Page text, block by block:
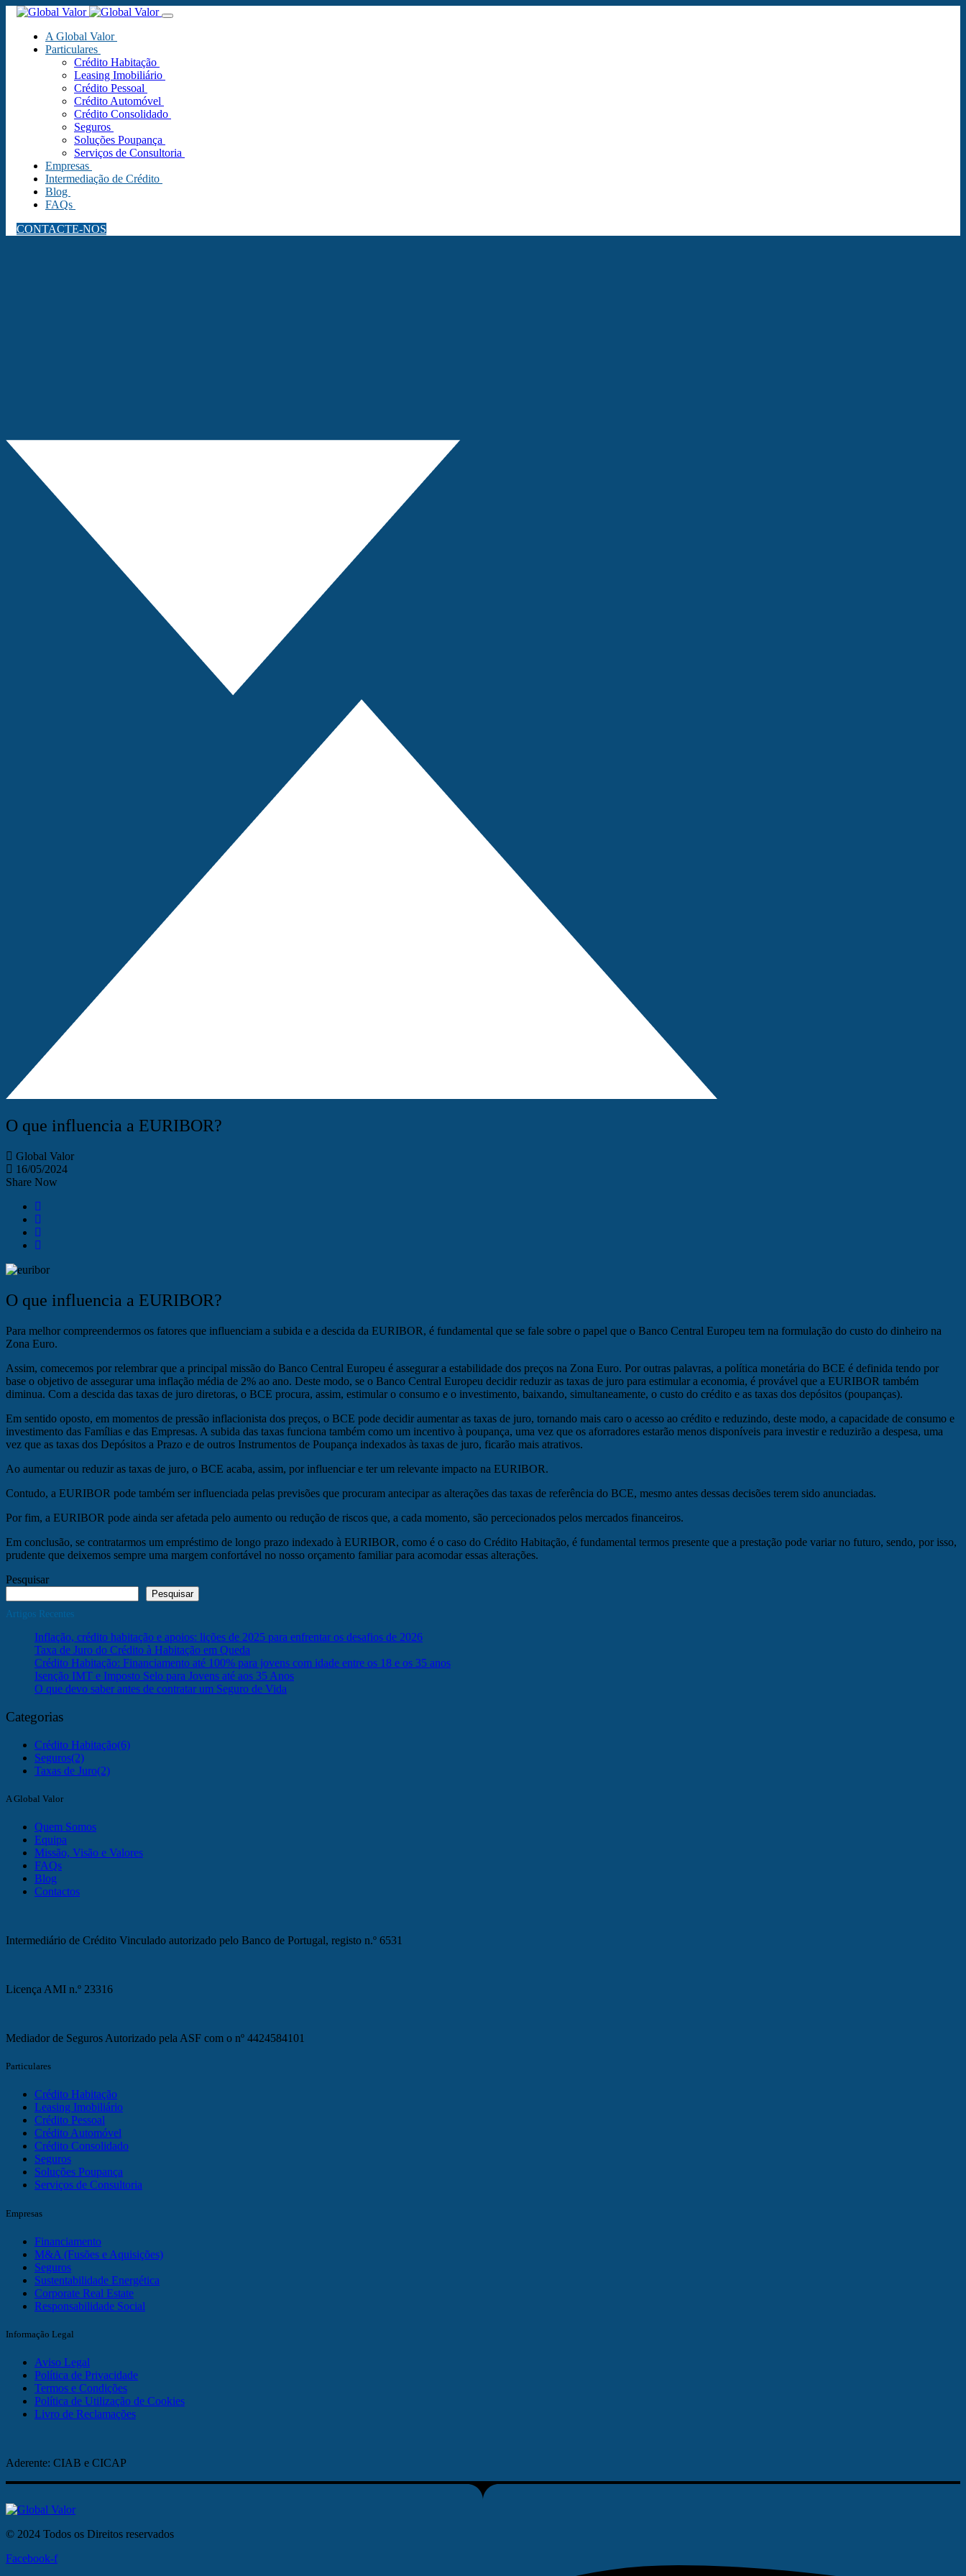
A Global Valor
Particulares
Crédito Habitação
Leasing Imobiliário
Crédito Pessoal
Crédito Automóvel
Crédito Consolidado
Seguros
Soluções Poupança
Serviços de Consultoria
Empresas
Intermediação de Crédito
Blog
FAQs
CONTACTE-NOS
O que influencia a EURIBOR?
Global Valor
16/05/2024
Share Now
O que influencia a EURIBOR?
Para melhor compreendermos os fatores que influenciam a subida e a descida da EURIBOR, é fundamental que se fale sobre o papel que o Banco Central Europeu tem na formulação do custo do dinheiro na
Zona Euro.
Assim, comecemos por relembrar que a principal missão do Banco Central Europeu é assegurar a estabilidade dos preços na Zona Euro. Por outras palavras, a política monetária do BCE é definida tendo por
base o objetivo de assegurar uma inflação média de 2% ao ano. Deste modo, se o Banco Central Europeu decidir reduzir as taxas de juro para estimular a economia, é provável que a EURIBOR também
diminua. Com a descida das taxas de juro diretoras, o BCE procura, assim, estimular o consumo e o investimento, baixando, simultaneamente, o custo do crédito e as taxas dos depósitos (poupanças).
Em sentido oposto, em momentos de pressão inflacionista dos preços, o BCE pode decidir aumentar as taxas de juro, tornando mais caro o acesso ao crédito e reduzindo, deste modo, a capacidade de consumo e
investimento das Famílias e das Empresas. A subida das taxas funciona também como um incentivo à poupança, uma vez que os aforradores estarão menos disponíveis para investir e reduzirão a despesa, uma
vez que as taxas dos Depósitos a Prazo e de outros Instrumentos de Poupança indexados às taxas de juro, ficarão mais atrativos.
Ao aumentar ou reduzir as taxas de juro, o BCE acaba, assim, por influenciar e ter um relevante impacto na EURIBOR.
Contudo, a EURIBOR pode também ser influenciada pelas previsões que procuram antecipar as alterações das taxas de referência do BCE, mesmo antes dessas decisões terem sido anunciadas.
Por fim, a EURIBOR pode ainda ser afetada pelo aumento ou redução de riscos que, a cada momento, são percecionados pelos mercados financeiros.
Em conclusão, se contratarmos um empréstimo de longo prazo indexado à EURIBOR, como é o caso do Crédito Habitação, é fundamental termos presente que a prestação pode variar no futuro, sendo, por isso,
prudente que deixemos sempre uma margem confortável no nosso orçamento familiar para acomodar essas alterações.
Pesquisar
Pesquisar
Artigos Recentes
Inflação, crédito habitação e apoios: lições de 2025 para enfrentar os desafios de 2026
Taxa de Juro do Crédito à Habitação em Queda
Crédito Habitação: Financiamento até 100% para jovens com idade entre os 18 e os 35 anos
Isenção IMT e Imposto Selo para Jovens até aos 35 Anos
O que devo saber antes de contratar um Seguro de Vida
Categorias
Crédito Habitação(6)
Seguros(2)
Taxas de Juro(2)
A Global Valor
Quem Somos
Equipa
Missão, Visão e Valores
FAQs
Blog
Contactos
Intermediário de Crédito Vinculado autorizado pelo Banco de Portugal, registo n.º 6531
Licença AMI n.º 23316
Mediador de Seguros Autorizado pela ASF com o nº 4424584101
Particulares
Crédito Habitação
Leasing Imobiliário
Crédito Pessoal
Crédito Automóvel
Crédito Consolidado
Seguros
Soluções Poupança
Serviços de Consultoria
Empresas
Financiamento
M&A (Fusões e Aquisições)
Seguros
Sustentabilidade Energética
Corporate Real Estate
Responsabilidade Social
Informação Legal
Aviso Legal
Política de Privacidade
Termos e Condições
Política de Utilização de Cookies
Livro de Reclamações
Aderente: CIAB e CICAP
© 2024 Todos os Direitos reservados
Facebook-f